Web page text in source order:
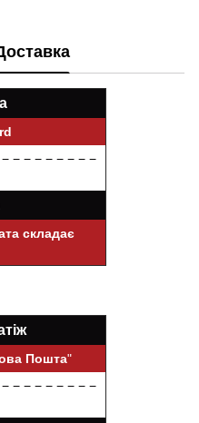
− − − − − − − −
складає
Пошта"
− − − − − − − −